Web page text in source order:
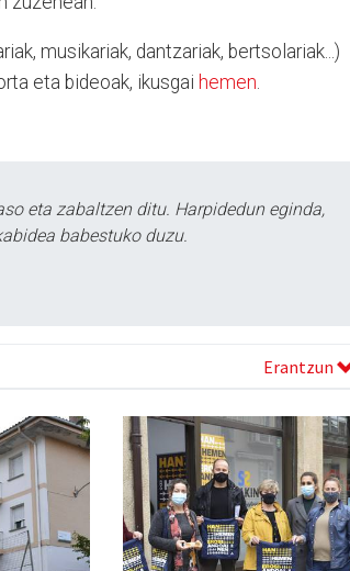
musikariak, dantzariak, bertsolariak...)
eta bideoak, ikusgai hemen.
eta zabaltzen ditu. Harpidedun eginda,
babestuko duzu.
Erantzun